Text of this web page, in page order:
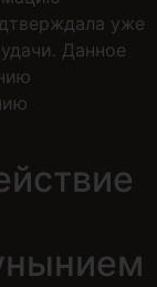
уже
Данное